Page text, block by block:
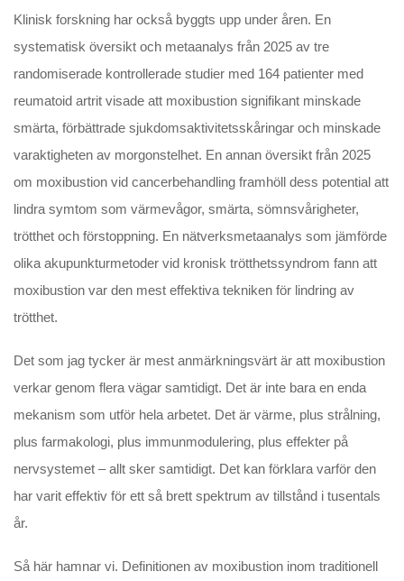
Klinisk forskning har också byggts upp under åren. En
systematisk översikt och metaanalys från 2025 av tre
randomiserade kontrollerade studier med 164 patienter med
reumatoid artrit visade att moxibustion signifikant minskade
smärta, förbättrade sjukdomsaktivitetsskåringar och minskade
varaktigheten av morgonstelhet. En annan översikt från 2025
om moxibustion vid cancerbehandling framhöll dess potential att
lindra symtom som värmevågor, smärta, sömnsvårigheter,
trötthet och förstoppning. En nätverksmetaanalys som jämförde
olika akupunkturmetoder vid kronisk trötthetssyndrom fann att
moxibustion var den mest effektiva tekniken för lindring av
trötthet.
Det som jag tycker är mest anmärkningsvärt är att moxibustion
verkar genom flera vägar samtidigt. Det är inte bara en enda
mekanism som utför hela arbetet. Det är värme, plus strålning,
plus farmakologi, plus immunmodulering, plus effekter på
nervsystemet – allt sker samtidigt. Det kan förklara varför den
har varit effektiv för ett så brett spektrum av tillstånd i tusentals
år.
Så här hamnar vi. Definitionen av moxibustion inom traditionell